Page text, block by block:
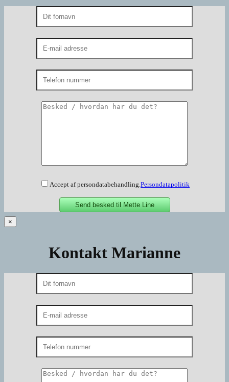
Accept af persondatabehandling.Persondatapolitik
×
Kontakt Marianne